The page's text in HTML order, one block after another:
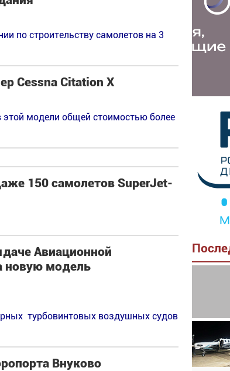
по строительству самолетов на 3
Cessna Citation X
модели общей стоимостью более
150 самолетов SuperJet-
Авиационной
новую модель
турбовинтовых воздушных судов
Внуково